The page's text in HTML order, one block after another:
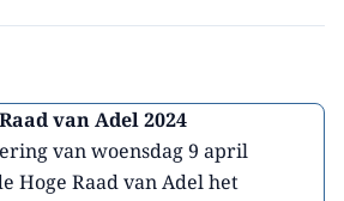
van Adel 2024
van woensdag 9 april
Hoge Raad van Adel het